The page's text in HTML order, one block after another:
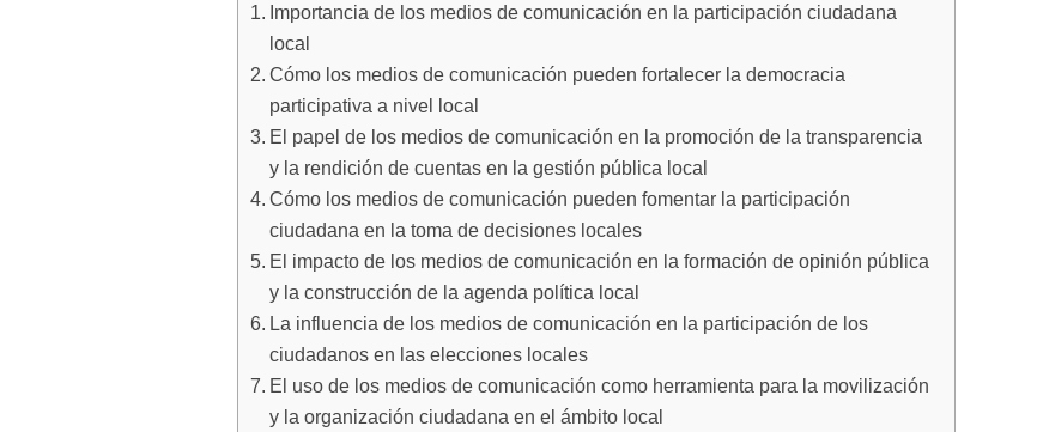
Importancia de los medios de comunicación en la participación ciudadana
local
Cómo los medios de comunicación pueden fortalecer la democracia
participativa a nivel local
El papel de los medios de comunicación en la promoción de la transparencia
y la rendición de cuentas en la gestión pública local
Cómo los medios de comunicación pueden fomentar la participación
ciudadana en la toma de decisiones locales
El impacto de los medios de comunicación en la formación de opinión pública
y la construcción de la agenda política local
La influencia de los medios de comunicación en la participación de los
ciudadanos en las elecciones locales
El uso de los medios de comunicación como herramienta para la movilización
y la organización ciudadana en el ámbito local